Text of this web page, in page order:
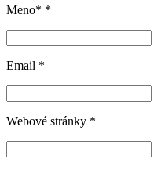
Meno* *
Email *
Webové stránky *